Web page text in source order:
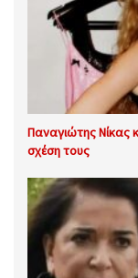
Παναγιώτης Νίκας
σχέση τους